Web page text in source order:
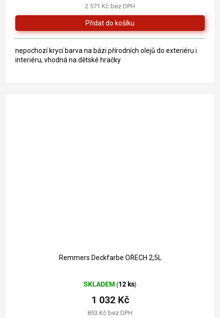
2 571 Kč bez DPH
nepochozí krycí barva na bázi přírodních olejů do exteriéru i
interiéru, vhodná na dětské hračky
Remmers Deckfarbe OŘECH 2,5L
hodnocení
produktu
je
5,0
SKLADEM (12 ks)
853 Kč bez DPH
1 032 Kč